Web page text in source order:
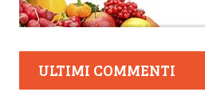
ULTIMI COMMENTI